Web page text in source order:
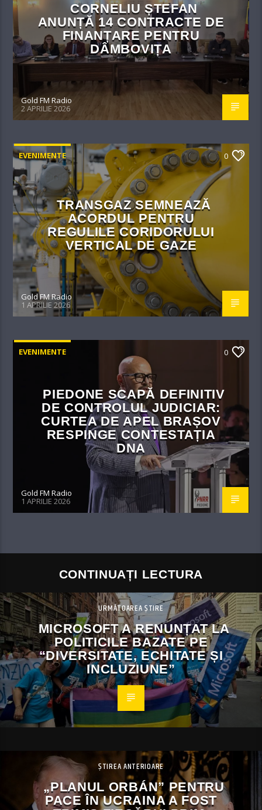
CORNELIU ȘTEFAN
ANUNȚĂ 14 CONTRACTE DE
FINANȚARE PENTRU
DÂMBOVIȚA
Gold FM Radio
2 APRILIE 2026
EVENIMENTE 0
TRANSGAZ SEMNEAZĂ
ACORDUL PENTRU
REGULILE CORIDORULUI
VERTICAL DE GAZE
Gold FM Radio
1 APRILIE 2026
EVENIMENTE 0
PIEDONE SCAPĂ DEFINITIV
DE CONTROLUL JUDICIAR:
CURTEA DE APEL BRAȘOV
RESPINGE CONTESTAȚIA
DNA
Gold FM Radio
1 APRILIE 2026
CONTINUAȚI LECTURA
URMĂTOAREA ȘTIRE
MICROSOFT A RENUNȚAT LA
POLITICILE BAZATE PE
“DIVERSITATE, ECHITATE ȘI
INCLUZIUNE”
ȘTIREA ANTERIOARE
„PLANUL ORBÁN” PENTRU
PACE ÎN UCRAINA A FOST